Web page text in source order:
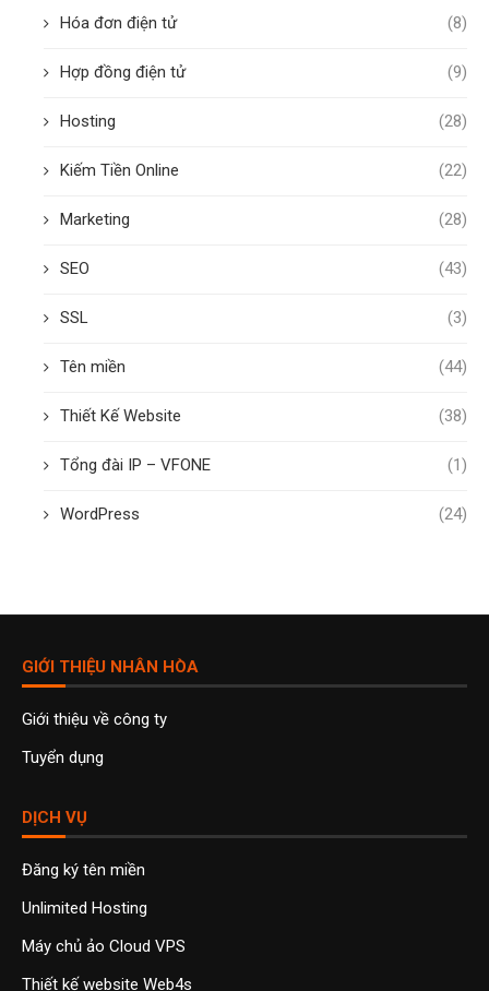
Hóa đơn điện tử (8)
Hợp đồng điện tử (9)
Hosting (28)
Kiếm Tiền Online (22)
Marketing (28)
SEO (43)
SSL (3)
Tên miền (44)
Thiết Kế Website (38)
Tổng đài IP – VFONE (1)
WordPress (24)
GIỚI THIỆU NHÂN HÒA
Giới thiệu về công ty
Tuyển dụng
DỊCH VỤ
Đăng ký tên miền
Unlimited Hosting
Máy chủ ảo Cloud VPS
Thiết kế website Web4s